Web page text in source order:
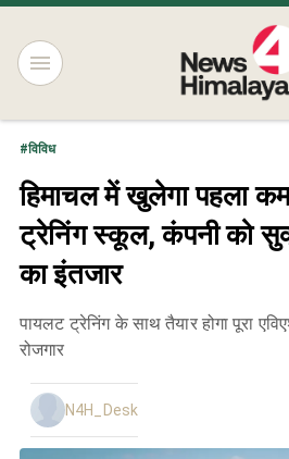
#विविध
हिमाचल में खुलेगा पहला
ट्रेनिंग स्कूल, कंपनी को
का इंतजार
पायलट ट्रेनिंग के साथ तैयार होगा पूरा
रोजगार
N4H_Desk